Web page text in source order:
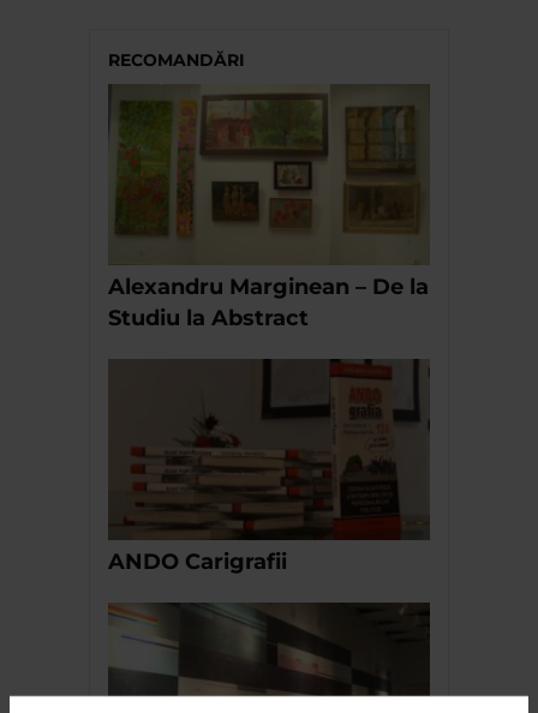
RECOMANDĂRI
Alexandru Marginean – De la
Studiu la Abstract
ANDO Carigrafii